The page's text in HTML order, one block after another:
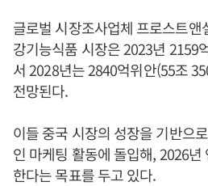
글로벌 시장조사업체 프로스트앤
강기능식품 시장은 2023년 2159
서 2028년는 2840억위안(55조
전망된다.
이들 중국 시장의 성장을 기반으
인 마케팅 활동에 돌입해, 2026
한다는 목표를 두고 있다.